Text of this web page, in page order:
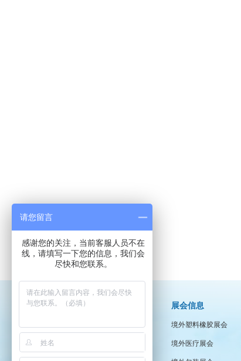
展会信息
境外塑料橡胶展会
境外医疗展会
请您留言
感谢您的关注，当前客服人员不在
线，请填写一下您的信息，我们会
尽快和您联系。